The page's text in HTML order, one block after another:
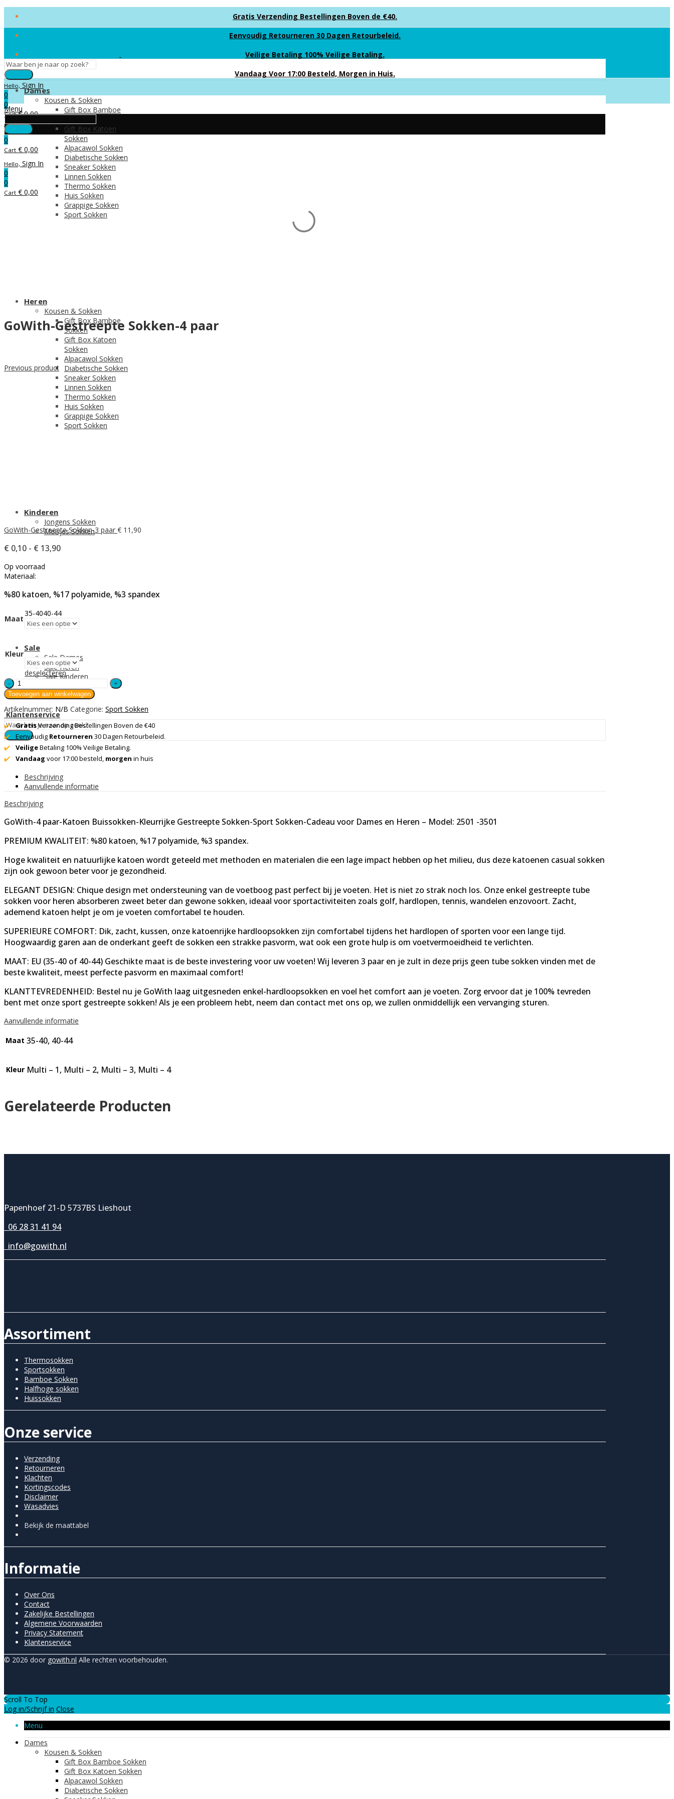
Gratis Verzending Bestellingen Boven de €40.
Eenvoudig Retourneren 30 Dagen Retourbeleid.
Veilige Betaling 100% Veilige Betaling.
Vandaag Voor 17:00 Besteld, Morgen in Huis.
Hello, Sign In
0
0
Cart €0,00
Menu
Hello, Sign In
0
0
Cart € 0,00
Dames
Kousen & Sokken
Gift Box Bamboe
Gift Box Katoen
Sokken
Alpacawol Sokken
Diabetische Sokken
Sneaker Sokken
Linnen Sokken
Thermo Sokken
Huis Sokken
Grappige Sokken
Sport Sokken
Heren
Kousen & Sokken
Gift Box Bamboe
Sokken
Gift Box Katoen
Sokken
Alpacawol Sokken
Diabetische Sokken
Sneaker Sokken
Linnen Sokken
Thermo Sokken
Huis Sokken
Grappige Sokken
Sport Sokken
Kinderen
Jongens Sokken
Meisjes Sokken
Sale
Sale Dames
Sale Heren
Sale Kinderen
Klantenservice
Search
Menu
0
Cart € 0,00
GoWith-Gestreepte Sokken-4 paar
Previous product
GoWith-Gestreepte Sokken-3 paar € 11,90
€ 0,10 - € 13,90Prijsklasse:
Op voorraad
Materiaal:
%80 katoen, %17 polyamide, %3 spandex
Maat
35-4040-44
Kleur
deselecteren
GoWith-
Gestreepte
Sokken-
4
paar
quantity
Toevoegen aan winkelwagen
Artikelnummer: N/B Categorie: Sport Sokken
✔️ GratisVerzending Bestellingen Boven de €40
✔️
Eenvoudig Retourneren 30 Dagen Retourbeleid.
✔️
VeiligeBetaling 100% Veilige Betaling.
✔️
Vandaag voor 17:00 besteld, morgen in huis
Beschrijving
Aanvullende informatie
Beschrijving
GoWith-4 paar-Katoen Buissokken-Kleurrijke Gestreepte Sokken-Sport Sokken-Cadeau voor Dames en Heren – Model: 2501 -3501
PREMIUM KWALITEIT: %80 katoen, %17 polyamide, %3 spandex.
Hoge kwaliteit en natuurlijke katoen wordt geteeld met methoden en materialen die een lage impact hebben op het milieu, dus deze katoenen casual sokken
zijn ook gewoon beter voor je gezondheid.
ELEGANT DESIGN: Chique design met ondersteuning van de voetboog past perfect bij je voeten. Het is niet zo strak noch los. Onze enkel gestreepte tube
sokken voor heren absorberen zweet beter dan gewone sokken, ideaal voor sportactiviteiten zoals golf, hardlopen, tennis, wandelen enzovoort. Zacht,
ademend katoen helpt je om je voeten comfortabel te houden.
SUPERIEURE COMFORT: Dik, zacht, kussen, onze katoenrijke hardloopsokken zijn comfortabel tijdens het hardlopen of sporten voor een lange tijd.
Hoogwaardig garen aan de onderkant geeft de sokken een strakke pasvorm, wat ook een grote hulp is om voetvermoeidheid te verlichten.
MAAT: EU (35-40 of 40-44) Geschikte maat is de beste investering voor uw voeten! Wij leveren 3 paar en je zult in deze prijs geen tube sokken vinden met de
beste kwaliteit, meest perfecte pasvorm en maximaal comfort!
KLANTTEVREDENHEID: Bestel nu je GoWith laag uitgesneden enkel-hardloopsokken en voel het comfort aan je voeten. Zorg ervoor dat je 100% tevreden
bent met onze sport gestreepte sokken! Als je een probleem hebt, neem dan contact met ons op, we zullen onmiddellijk een vervanging sturen.
Aanvullende informatie
Maat 35-40, 40-44
Kleur Multi – 1, Multi – 2, Multi – 3, Multi – 4
Gerelateerde Producten
Papenhoef 21-D 5737BS Lieshout
06 28 31 41 94
info@gowith.nl
Assortiment
Thermosokken
Sportsokken
Bamboe Sokken
Halfhoge sokken
Huissokken
Onze service
Verzending
Retourneren
Klachten
Kortingscodes
Disclaimer
Wasadvies
Bekijk de maattabel
Informatie
Over Ons
Contact
Zakelijke Bestellingen
Algemene Voorwaarden
Privacy Statement
Klantenservice
© 2026 door gowith.nl Alle rechten voorbehouden.
Scroll To Top
Log in/Schrijf in Close
Menu
Dames
Kousen & Sokken
Gift Box Bamboe Sokken
Gift Box Katoen Sokken
Alpacawol Sokken
Diabetische Sokken